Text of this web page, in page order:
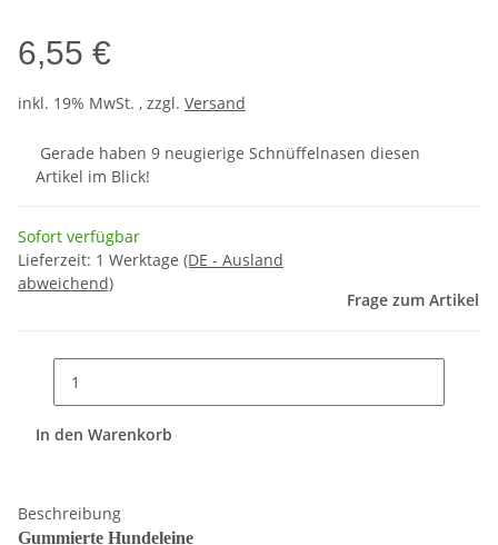
6,55 €
inkl. 19% MwSt. , zzgl. Versand
Gerade haben 9 neugierige Schnüffelnasen diesen
Artikel im Blick!
Sofort verfügbar
Lieferzeit: 1 Werktage (DE - Ausland
abweichend)
Frage zum Artikel
In den Warenkorb
Beschreibung
Gummierte Hundeleine